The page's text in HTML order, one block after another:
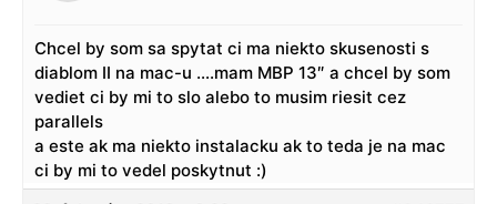
Chcel by som sa spytat ci ma niekto skusenosti s
diablom II na mac-u ….mam MBP 13″ a chcel by som
vediet ci by mi to slo alebo to musim riesit cez
parallels
a este ak ma niekto instalacku ak to teda je na mac
ci by mi to vedel poskytnut :)